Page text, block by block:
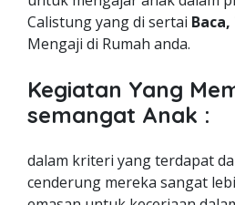
Calistung yang di sertai
Mengaji di Rumah anda.
Kegiatan Yang
semangat Anak :
dalam kriteri yang terdapat
cenderung mereka sangat